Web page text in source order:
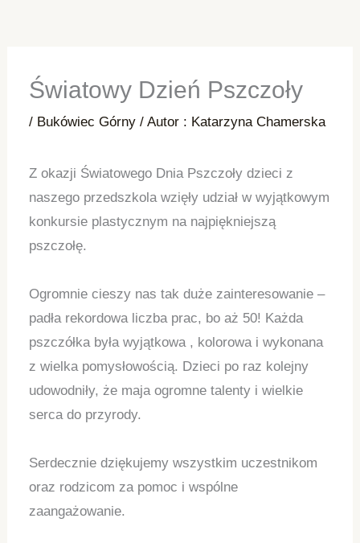
Światowy Dzień Pszczoły
/ Bukówiec Górny / Autor : Katarzyna Chamerska
Z okazji Światowego Dnia Pszczoły dzieci z
naszego przedszkola wzięły udział w wyjątkowym
konkursie plastycznym na najpiękniejszą
pszczołę.
Ogromnie cieszy nas tak duże zainteresowanie –
padła rekordowa liczba prac, bo aż 50! Każda
pszczółka była wyjątkowa , kolorowa i wykonana
z wielka pomysłowością. Dzieci po raz kolejny
udowodniły, że maja ogromne talenty i wielkie
serca do przyrody.
Serdecznie dziękujemy wszystkim uczestnikom
oraz rodzicom za pomoc i wspólne
zaangażowanie.